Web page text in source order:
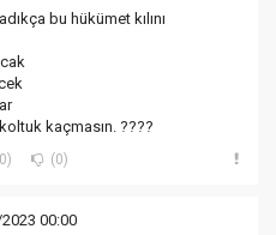
bu hükümet kılını
kaçmasın. ????
(0)
00:00